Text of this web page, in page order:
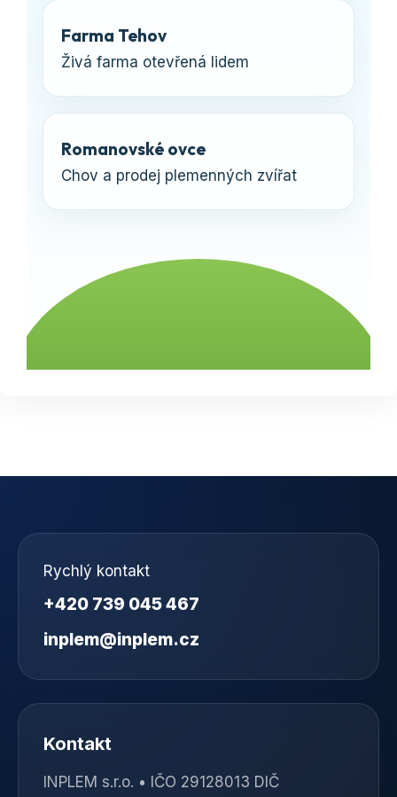
Farma Tehov
Živá farma otevřená lidem
Romanovské ovce
Chov a prodej plemenných zvířat
Rychlý kontakt
+420 739 045 467
inplem@inplem.cz
Kontakt
INPLEM s.r.o. • IČO 29128013 DIČ